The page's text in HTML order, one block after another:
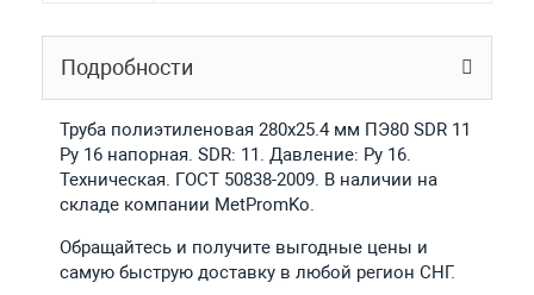
Подробности
Труба полиэтиленовая 280х25.4 мм ПЭ80 SDR 11
Ру 16 напорная. SDR: 11. Давление: Ру 16.
Техническая. ГОСТ 50838-2009. В наличии на
складе компании MetPromKo.
Обращайтесь и получите выгодные цены и
самую быструю доставку в любой регион СНГ.